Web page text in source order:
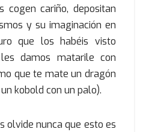
cariño, depositan
y su imaginación en
que los habéis visto
damos matarile con
que te mate un dragón
kobold con un palo).
olvide nunca que esto es